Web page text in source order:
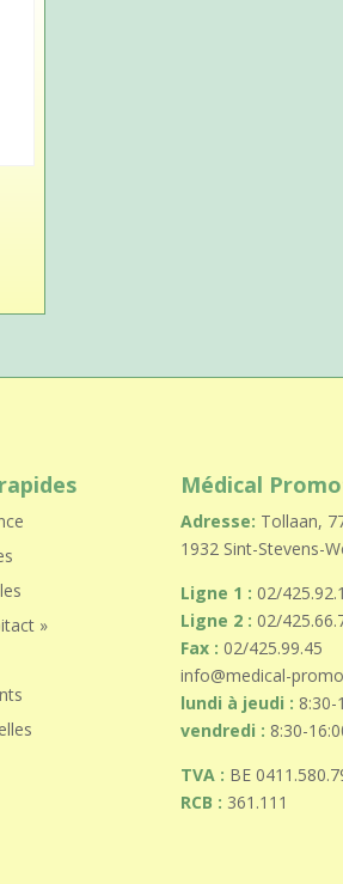
»
Médical
Adresse: Tollaan,
1932 Sint-Stevens-
Ligne 1 : 02/
Ligne 2 : 02/
Fax : 02/425.99.45
info@medical-
lundi à jeudi : 8:30-
vendredi : 8:30-
TVA : BE
RCB : 361.111